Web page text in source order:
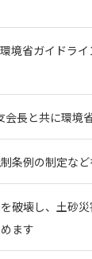
境省ガイドラ
長と共に環境
条例の制定な
破壊し、土砂
ます